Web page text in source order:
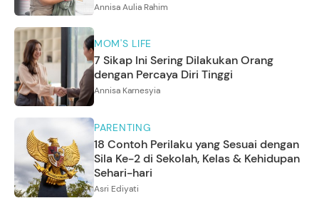
Annisa Aulia Rahim
MOM'S LIFE
7 Sikap Ini Sering Dilakukan Orang
dengan Percaya Diri Tinggi
Annisa Karnesyia
PARENTING
18 Contoh Perilaku yang Sesuai dengan
Sila Ke-2 di Sekolah, Kelas & Kehidupan
Sehari-hari
Asri Ediyati